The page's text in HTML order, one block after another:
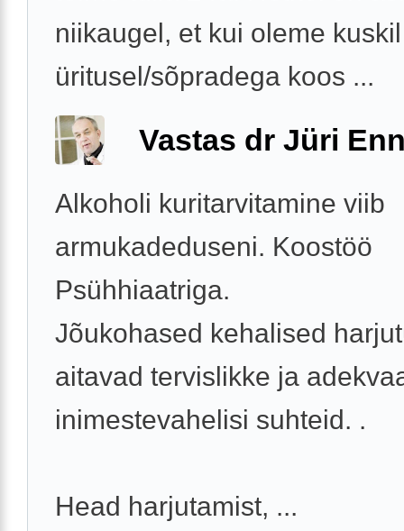
niikaugel, et kui oleme kuskil
üritusel/sõpradega koos ...
Vastas dr Jüri
Alkoholi kuritarvitamine viib
armukadeduseni. Koostöö
Psühhiaatriga.
Jõukohased kehalised
aitavad tervislikke ja
inimestevahelisi suhteid. .
Head harjutamist, ...